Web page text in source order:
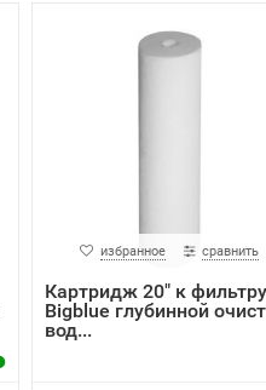
избранное сравнить
Картридж 20" к фильтру
Bigblue глубинной
вод...